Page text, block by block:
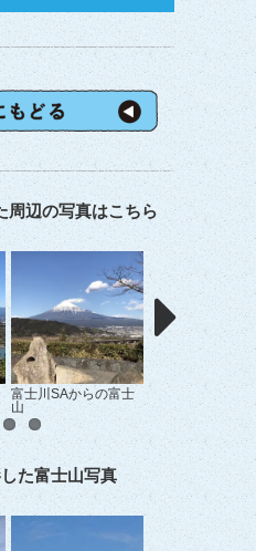
周辺の写真はこちら
富士川SAからの富士
山
岩本山からの富
た富士山写真